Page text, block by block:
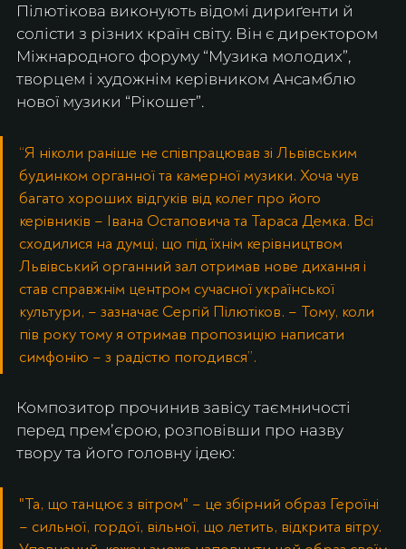
Пілютікова виконують відомі дириґенти й
солісти з різних країн світу. Він є директором
Міжнародного форуму “Музика молодих”,
творцем і художнім керівником Ансамблю
нової музики “Рікошет”.
“Я ніколи раніше не співпрацював зі Львівським
будинком органної та камерної музики. Хоча чув
багато хороших відгуків від колег про його
керівників – Івана Остаповича та Тараса Демка. Всі
сходилися на думці, що під їхнім керівництвом
Львівський органний зал отримав нове дихання і
став справжнім центром сучасної української
культури, – зазначає Сергій Пілютіков. – Тому, коли
пів року тому я отримав пропозицію написати
симфонію – з радістю погодився”.
Композитор прочинив завісу таємничості
перед премʼєрою, розповівши про назву
твору та його головну ідею:
"Та, що танцює з вітром" – це збірний образ Героїні
– сильної, гордої, вільної, що летить, відкрита вітру.